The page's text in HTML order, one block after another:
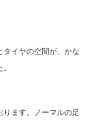
タイヤの空間が、かな
ます。ノーマルの足